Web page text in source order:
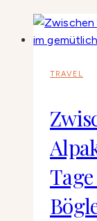
TRAVEL